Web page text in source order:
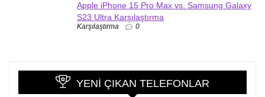
Apple iPhone 15 Pro Max vs. Samsung Galaxy
S23 Ultra Karşılaştırma
Karşılaştırma 0
YENI ÇIKAN TELEFONLAR